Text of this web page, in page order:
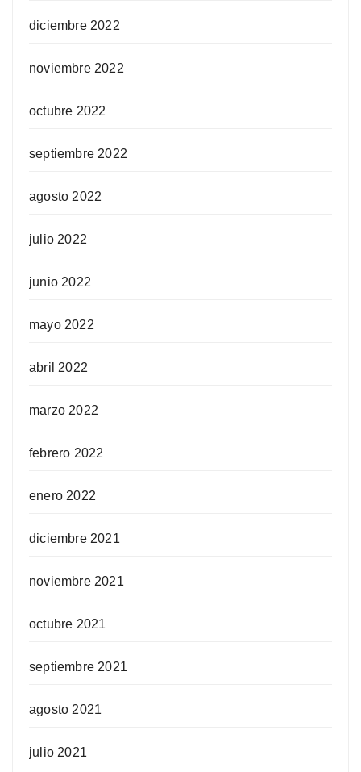
diciembre 2022
noviembre 2022
octubre 2022
septiembre 2022
agosto 2022
julio 2022
junio 2022
mayo 2022
abril 2022
marzo 2022
febrero 2022
enero 2022
diciembre 2021
noviembre 2021
octubre 2021
septiembre 2021
agosto 2021
julio 2021